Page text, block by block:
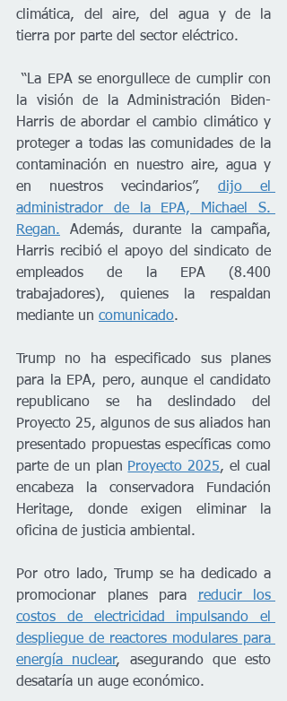
climática, del aire, del agua y de la
tierra por parte del sector eléctrico.
“La EPA se enorgullece de cumplir con
la visión de la Administración Biden-
Harris de abordar el cambio climático y
proteger a todas las comunidades de la
contaminación en nuestro aire, agua y
en nuestros vecindarios”, dijo el
administrador de la EPA, Michael S.
Regan. Además, durante la campaña,
Harris recibió el apoyo del sindicato de
empleados de la EPA (8.400
trabajadores), quienes la respaldan
mediante un comunicado.
Trump no ha especificado sus planes
para la EPA, pero, aunque el candidato
republicano se ha deslindado del
Proyecto 25, algunos de sus aliados han
presentado propuestas específicas como
parte de un plan Proyecto 2025, el cual
encabeza la conservadora Fundación
Heritage, donde exigen eliminar la
oficina de justicia ambiental.
Por otro lado, Trump se ha dedicado a
promocionar planes para reducir los
costos de electricidad impulsando el
despliegue de reactores modulares para
energía nuclear, asegurando que esto
desataría un auge económico.